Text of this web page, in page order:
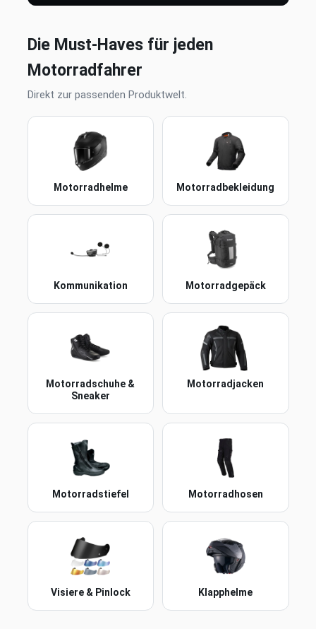
Die Must-Haves für jeden
Motorradfahrer
Direkt zur passenden Produktwelt.
Motorradhelme Motorradbekleidung
Kommunikation Motorradgepäck
Motorradschuhe &
Sneaker
Motorradjacken
Motorradstiefel Motorradhosen
Visiere & Pinlock Klapphelme